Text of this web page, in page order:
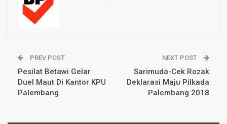
PREV POST
Pesilat Betawi Gelar
Duel Maut Di Kantor KPU
Palembang
NEXT POST
Sarimuda-Cek Rozak
Deklarasi Maju Pilkada
Palembang 2018